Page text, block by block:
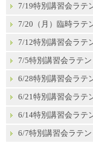
7/19特別講習会ラテ
7/20（月）臨時ラテ
7/12特別講習会ラテ
7/5特別講習会ラテン
6/28特別講習会ラテ
6/21特別講習会ラテ
6/14特別講習会ラテ
6/7特別講習会ラテン